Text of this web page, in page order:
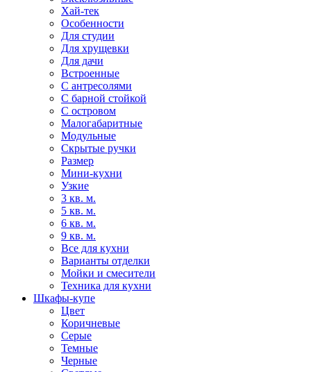
Хай-тек
Особенности
Для студии
Для хрущевки
Для дачи
Встроенные
С антресолями
С барной стойкой
С островом
Малогабаритные
Модульные
Скрытые ручки
Размер
Мини-кухни
Узкие
3 кв. м.
5 кв. м.
6 кв. м.
9 кв. м.
Все для кухни
Варианты отделки
Мойки и смесители
Техника для кухни
Шкафы-купе
Цвет
Коричневые
Серые
Темные
Черные